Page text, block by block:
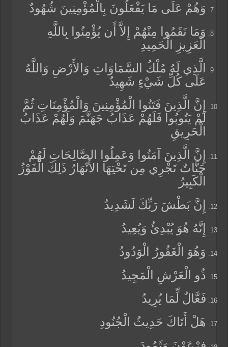
وَهُمْ عَلَى مَا يَفْعَلُونَ بِالْمُؤْمِنِينَ شُهُودٌ
وَمَا نَقَمُوا مِنْهُمْ إِلاَّ أَن يُؤْمِنُوا بِاللَّهِ
الْعَزِيزِ الْحَمِيدِ
الَّذِي لَهُ مُلْكُ السَّمَاوَاتِ وَالأَرْضِ وَاللَّهُ
عَلَى كُلِّ شَيْءٍ شَهِيدٌ
إِنَّ الَّذِينَ فَتَنُوا الْمُؤْمِنِينَ وَالْمُؤْمِنَاتِ ثُمَّ
لَمْ يَتُوبُوا فَلَهُمْ عَذَابُ جَهَنَّمَ وَلَهُمْ عَذَابُ
الْحَرِيقِ
إِنَّ الَّذِينَ آمَنُوا وَعَمِلُوا الصَّالِحَاتِ لَهُمْ
جَنَّاتٌ تَجْرِي مِن تَحْتِهَا الأَنْهَارُ ذَلِكَ الْفَوْزُ
الْكَبِيرُ
إِنَّ بَطْشَ رَبِّكَ لَشَدِيدٌ
إِنَّهُ هُوَ يُبْدِئُ وَيُعِيدُ
وَهُوَ الْغَفُورُ الْوَدُودُ
ذُو الْعَرْشِ الْمَجِيدُ
فَعَّالٌ لِّمَا يُرِيدُ
هَلْ أَتَاكَ حَدِيثُ الْجُنُودِ